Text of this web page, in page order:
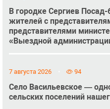
В городке Сергиев Посад-
жителей с
представителями
«Выездной
7 августа 2026 94
Село Васильевское —
сельских поселений